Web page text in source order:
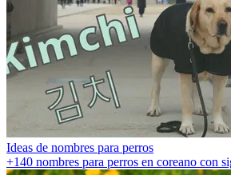
Ideas de nombres para perros
+140 nombres para perros en coreano con